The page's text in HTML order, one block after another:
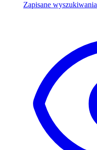
Zapisane wyszukiwania